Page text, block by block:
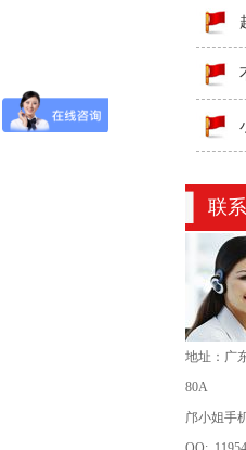
联
地址：广
80A
邝小姐手